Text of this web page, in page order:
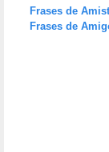
Frases de
Frases de